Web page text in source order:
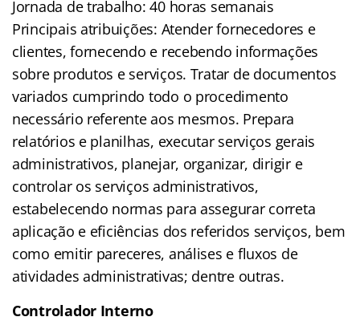
Jornada de trabalho: 40 horas semanais
Principais atribuições: Atender fornecedores e
clientes, fornecendo e recebendo informações
sobre produtos e serviços. Tratar de documentos
variados cumprindo todo o procedimento
necessário referente aos mesmos. Prepara
relatórios e planilhas, executar serviços gerais
administrativos, planejar, organizar, dirigir e
controlar os serviços administrativos,
estabelecendo normas para assegurar correta
aplicação e eficiências dos referidos serviços, bem
como emitir pareceres, análises e fluxos de
atividades administrativas; dentre outras.
Controlador Interno